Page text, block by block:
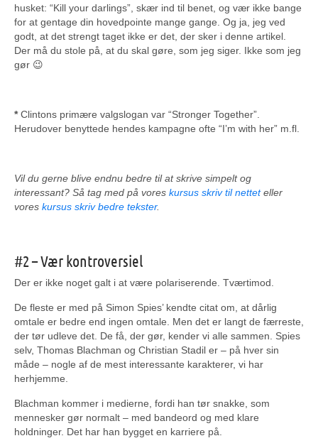
husket: “Kill your darlings”, skær ind til benet, og vær ikke bange
for at gentage din hovedpointe mange gange. Og ja, jeg ved
godt, at det strengt taget ikke er det, der sker i denne artikel.
Der må du stole på, at du skal gøre, som jeg siger. Ikke som jeg
gør 😉
*Clintons primære valgslogan var “Stronger Together”.
Herudover benyttede hendes kampagne ofte “I’m with her” m.fl.
Vil du gerne blive endnu bedre til at skrive simpelt og
interessant? Så tag med på vores kursus skriv til netteteller
vores kursus skriv bedre tekster.
#2 – Vær kontroversiel
Der er ikke noget galt i at være polariserende. Tværtimod.
De fleste er med på Simon Spies’ kendte citat om, at dårlig
omtale er bedre end ingen omtale. Men det er langt de færreste,
der tør udleve det. De få, der gør, kender vi alle sammen. Spies
selv, Thomas Blachman og Christian Stadil er – på hver sin
måde – nogle af de mest interessante karakterer, vi har
herhjemme.
Blachman kommer i medierne, fordi han tør snakke, som
mennesker gør normalt – med bandeord og med klare
holdninger. Det har han bygget en karriere på.